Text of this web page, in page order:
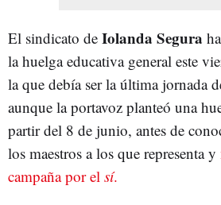
El sindicato de Iolanda Segura
la huelga educativa general este
la que debía ser la última jornada
aunque la portavoz planteó una
partir del 8 de junio, antes de
los maestros a los que representa y
campaña por el sí.